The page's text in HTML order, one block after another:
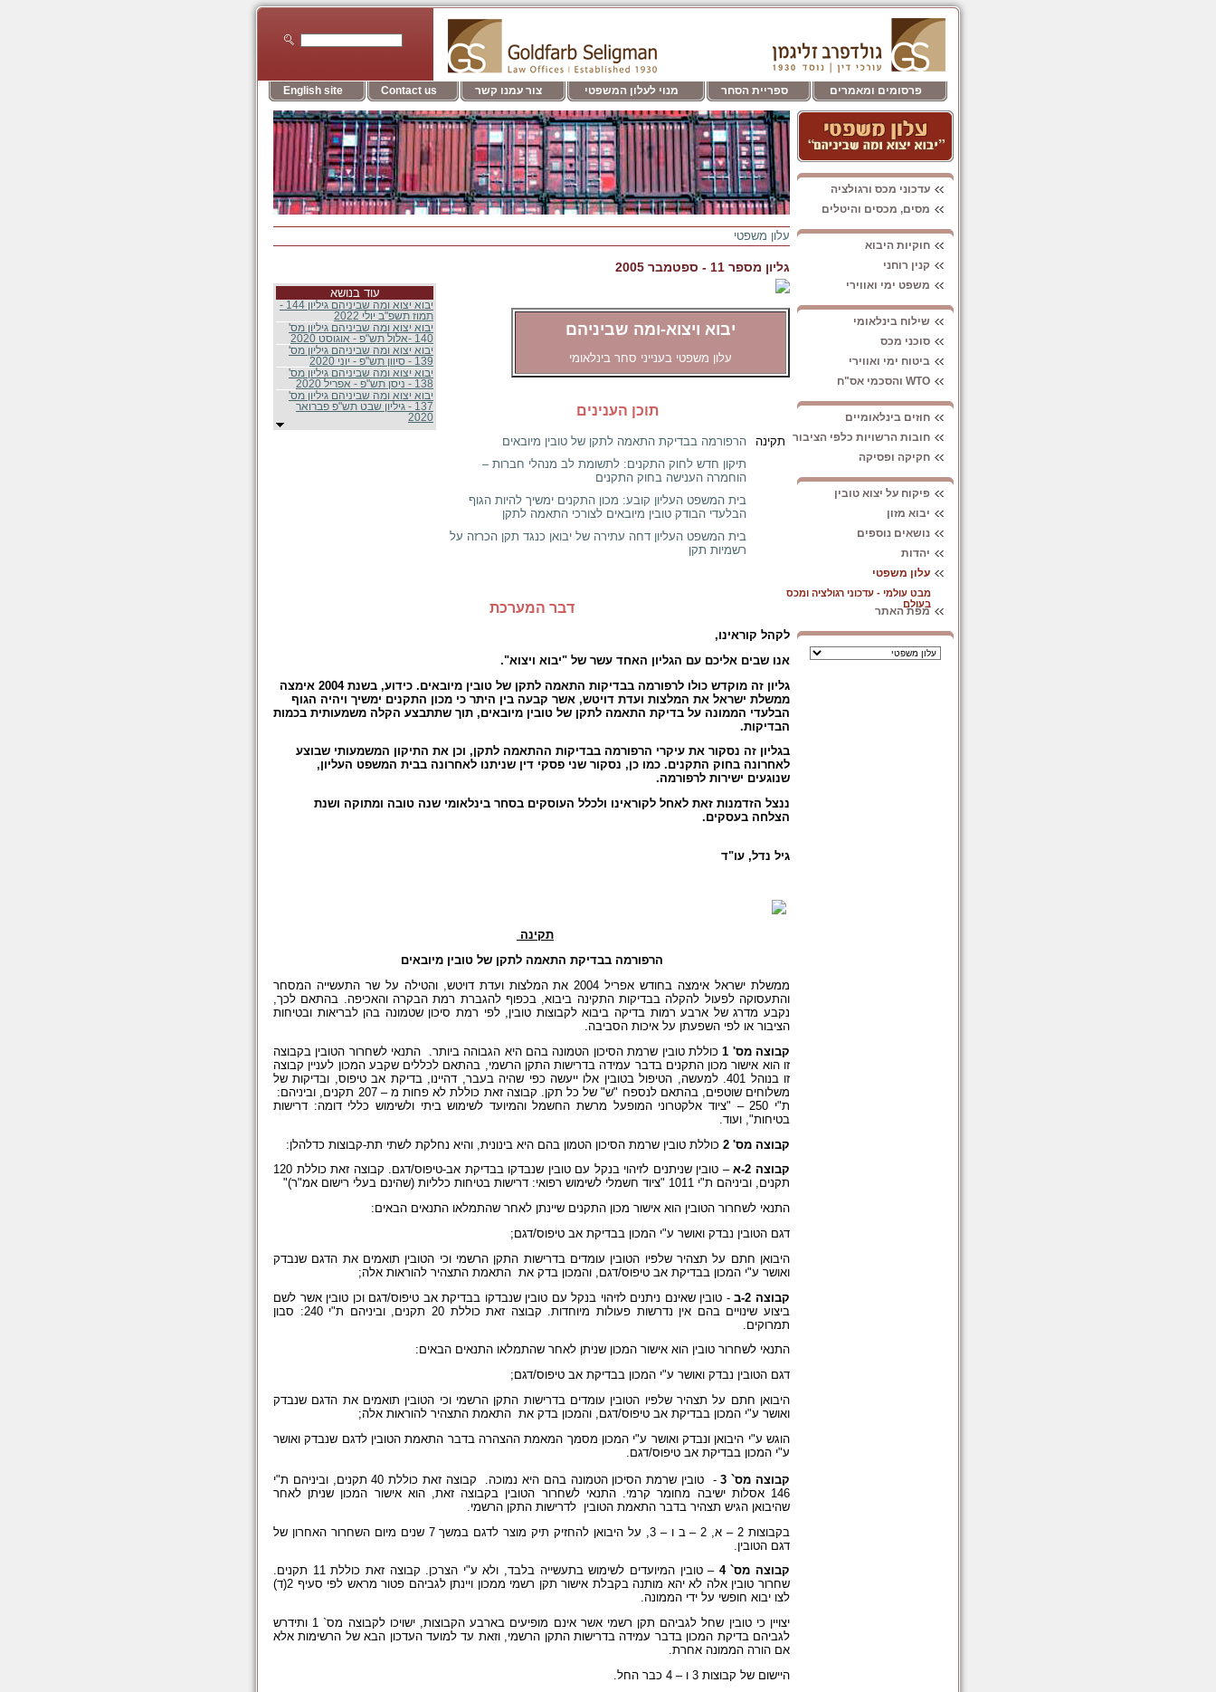
פרסומים ומאמרים ספריית הסחר מנוי לעלון המשפטי צור עמנו קשר Contact us
English site
עדכוני מכס ורגולציה
מסים, מכסים והיטלים
חוקיות היבוא
קנין רוחני
משפט ימי ואווירי
שילוח בינלאומי
סוכני מכס
ביטוח ימי ואווירי
WTO והסכמי אס"ח
חוזים בינלאומיים
חובות הרשויות כלפי הציבור
חקיקה ופסיקה
פיקוח על יצוא טובין
יבוא מזון
נושאים נוספים
יהדות
עלון משפטי
מבט עולמי - עדכוני רגולציה ומכס
בעולם
מפת האתר
עלון משפטי
גליון מספר 11 - ספטמבר 2005
עוד בנושא
יבוא יצוא ומה שביניהם גיליון 144 -
תמוז תשפ"ב יולי 2022
יבוא יצוא ומה שביניהם גיליון מס'
140 -אלול תש"פ - אוגוסט 2020
יבוא יצוא ומה שביניהם גיליון מס'
139 - סיוון תש"פ - יוני 2020
יבוא יצוא ומה שביניהם גיליון מס'
138 - ניסן תש"פ - אפריל 2020
יבוא יצוא ומה שביניהם גיליון מס'
137 - גיליון שבט תש"פ פברואר
2020
יבוא ויצוא-ומה שביניהם
עלון משפטי בענייני סחר בינלאומי
תוכן הענינים
תקינה
הרפורמה בבדיקת התאמה לתקן של טובין מיובאים
תיקון חדש לחוק התקנים: לתשומת לב מנהלי חברות –
הוחמרה הענישה בחוק התקנים
בית המשפט העליון קובע: מכון התקנים ימשיך להיות הגוף
הבלעדי הבודק טובין מיובאים לצורכי התאמה לתקן
בית המשפט העליון דחה עתירה של יבואן כנגד תקן הכרזה על
רשמיות תקן
דבר המערכת
לקהל קוראינו,
אנו שבים אליכם עם הגליון האחד עשר של "יבוא ויצוא".
גליון זה מוקדש כולו לרפורמה בבדיקות התאמה לתקן של טובין מיובאים. כידוע, בשנת 2004 אימצה
ממשלת ישראל את המלצות ועדת דויטש, אשר קבעה בין היתר כי מכון התקנים ימשיך ויהיה הגוף
הבלעדי הממונה על בדיקת התאמה לתקן של טובין מיובאים, תוך שתתבצע הקלה משמעותית בכמות
הבדיקות.
בגליון זה נסקור את עיקרי הרפורמה בבדיקות ההתאמה לתקן, וכן את התיקון המשמעותי שבוצע
לאחרונה בחוק התקנים. כמו כן, נסקור שני פסקי דין שניתנו לאחרונה בבית המשפט העליון,
שנוגעים ישירות לרפורמה.
ננצל הזדמנות זאת לאחל לקוראינו ולכלל העוסקים בסחר בינלאומי שנה טובה ומתוקה ושנת
הצלחה בעסקים.
גיל נדל, עו"ד
תקינה
הרפורמה בבדיקת התאמה לתקן של טובין מיובאים
ממשלת ישראל אימצה בחודש אפריל 2004 את המלצות ועדת דויטש, והטילה על שר התעשייה המסחר
והתעסוקה לפעול להקלה בבדיקות התקינה ביבוא, בכפוף להגברת רמת הבקרה והאכיפה. בהתאם לכך,
נקבע מדרג של ארבע רמות בדיקה ביבוא לקבוצות טובין, לפי רמת סיכון שטמונה בהן לבריאות ובטיחות
הציבור או לפי השפעתן על איכות הסביבה.
קבוצה מס' 1
כוללת טובין שרמת הסיכון הטמונה בהם היא הגבוהה ביותר. התנאי לשחרור הטובין בקבוצה
זו הוא אישור מכון התקנים בדבר עמידה בדרישות התקן הרשמי, בהתאם לכללים שקבע המכון לעניין קבוצה
זו בנוהל 401. למעשה, הטיפול בטובין אלו ייעשה כפי שהיה בעבר, דהיינו, בדיקת אב טיפוס, ובדיקות של
משלוחים שוטפים, בהתאם לנספח "ש" של כל תקן. קבוצה זאת כוללת לא פחות מ – 207 תקנים, וביניהם:
ת"י 250 – "ציוד אלקטרוני המופעל מרשת החשמל והמיועד לשימוש ביתי ולשימוש כללי דומה: דרישות
בטיחות", ועוד.
קבוצה מס' 2
כוללת טובין שרמת הסיכון הטמון בהם היא בינונית, והיא נחלקת לשתי תת-קבוצות כדלהלן:
קבוצה 2-א
– טובין שניתנים לזיהוי בנקל עם טובין שנבדקו בבדיקת אב-טיפוס/דגם. קבוצה זאת כוללת 120
תקנים, וביניהם ת"י 1011 "ציוד חשמלי לשימוש רפואי: דרישות בטיחות כלליות (שהינם בעלי רישום אמ"ר)"
התנאי לשחרור הטובין הוא אישור מכון התקנים שיינתן לאחר שהתמלאו התנאים הבאים:
דגם הטובין נבדק ואושר ע"י המכון בבדיקת אב טיפוס/דגם;
היבואן חתם על תצהיר שלפיו הטובין עומדים בדרישות התקן הרשמי וכי הטובין תואמים את הדגם שנבדק
ואושר ע"י המכון בבדיקת אב טיפוס/דגם, והמכון בדק את התאמת התצהיר להוראות אלה;
קבוצה 2-ב
- טובין שאינם ניתנים לזיהוי בנקל עם טובין שנבדקו בבדיקת אב טיפוס/דגם וכן טובין אשר לשם
ביצוע שינויים בהם אין נדרשות פעולות מיוחדות. קבוצה זאת כוללת 20 תקנים, וביניהם ת"י 240: סבון
תמרוקים.
התנאי לשחרור טובין הוא אישור המכון שניתן לאחר שהתמלאו התנאים הבאים:
דגם הטובין נבדק ואושר ע"י המכון בבדיקת אב טיפוס/דגם;
היבואן חתם על תצהיר שלפיו הטובין עומדים בדרישות התקן הרשמי וכי הטובין תואמים את הדגם שנבדק
ואושר ע"י המכון בבדיקת אב טיפוס/דגם, והמכון בדק את התאמת התצהיר להוראות אלה;
הוגש ע"י היבואן ונבדק ואושר ע"י המכון מסמך המאמת ההצהרה בדבר התאמת הטובין לדגם שנבדק ואושר
ע"י המכון בבדיקת אב טיפוס/דגם.
קבוצה מס` 3
- טובין שרמת הסיכון הטמונה בהם היא נמוכה. קבוצה זאת כוללת 40 תקנים, וביניהם ת"י
146 אסלות ישיבה מחומר קרמי. התנאי לשחרור הטובין בקבוצה זאת, הוא אישור המכון שניתן לאחר
שהיבואן הגיש תצהיר בדבר התאמת הטובין לדרישות התקן הרשמי.
בקבוצות 2 – א, 2 – ב ו – 3, על היבואן להחזיק תיק מוצר לדגם במשך 7 שנים מיום השחרור האחרון של
דגם הטובין.
קבוצה מס` 4
– טובין המיועדים לשימוש בתעשייה בלבד, ולא ע"י הצרכן. קבוצה זאת כוללת 11 תקנים.
שחרור טובין אלה לא יהא מותנה בקבלת אישור תקן רשמי ממכון ויינתן לגביהם פטור מראש לפי סעיף 2(ד)
לצו יבוא חופשי על ידי הממונה.
יצויין כי טובין שחל לגביהם תקן רשמי אשר אינם מופיעים בארבע הקבוצות, ישויכו לקבוצה מס` 1 ותידרש
לגביהם בדיקת המכון בדבר עמידה בדרישות התקן הרשמי, וזאת עד למועד העדכון הבא של הרשימות אלא
אם הורה הממונה אחרת.
היישום של קבוצות 3 ו – 4 כבר החל.